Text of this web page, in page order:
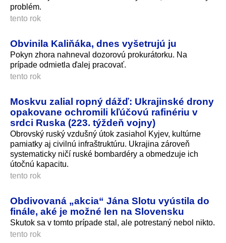
problém.
tento rok
Obvinila Kaliňáka, dnes vyšetrujú ju
Pokyn zhora nahneval dozorovú prokurátorku. Na
prípade odmietla ďalej pracovať.
tento rok
Moskvu zalial ropný dážď: Ukrajinské drony
opakovane ochromili kľúčovú rafinériu v
srdci Ruska (223. týždeň vojny)
Obrovský ruský vzdušný útok zasiahol Kyjev, kultúrne
pamiatky aj civilnú infraštruktúru. Ukrajina zároveň
systematicky ničí ruské bombardéry a obmedzuje ich
útočnú kapacitu.
tento rok
Obdivovaná „akcia“ Jána Slotu vyústila do
finále, aké je možné len na Slovensku
Skutok sa v tomto prípade stal, ale potrestaný nebol nikto.
tento rok